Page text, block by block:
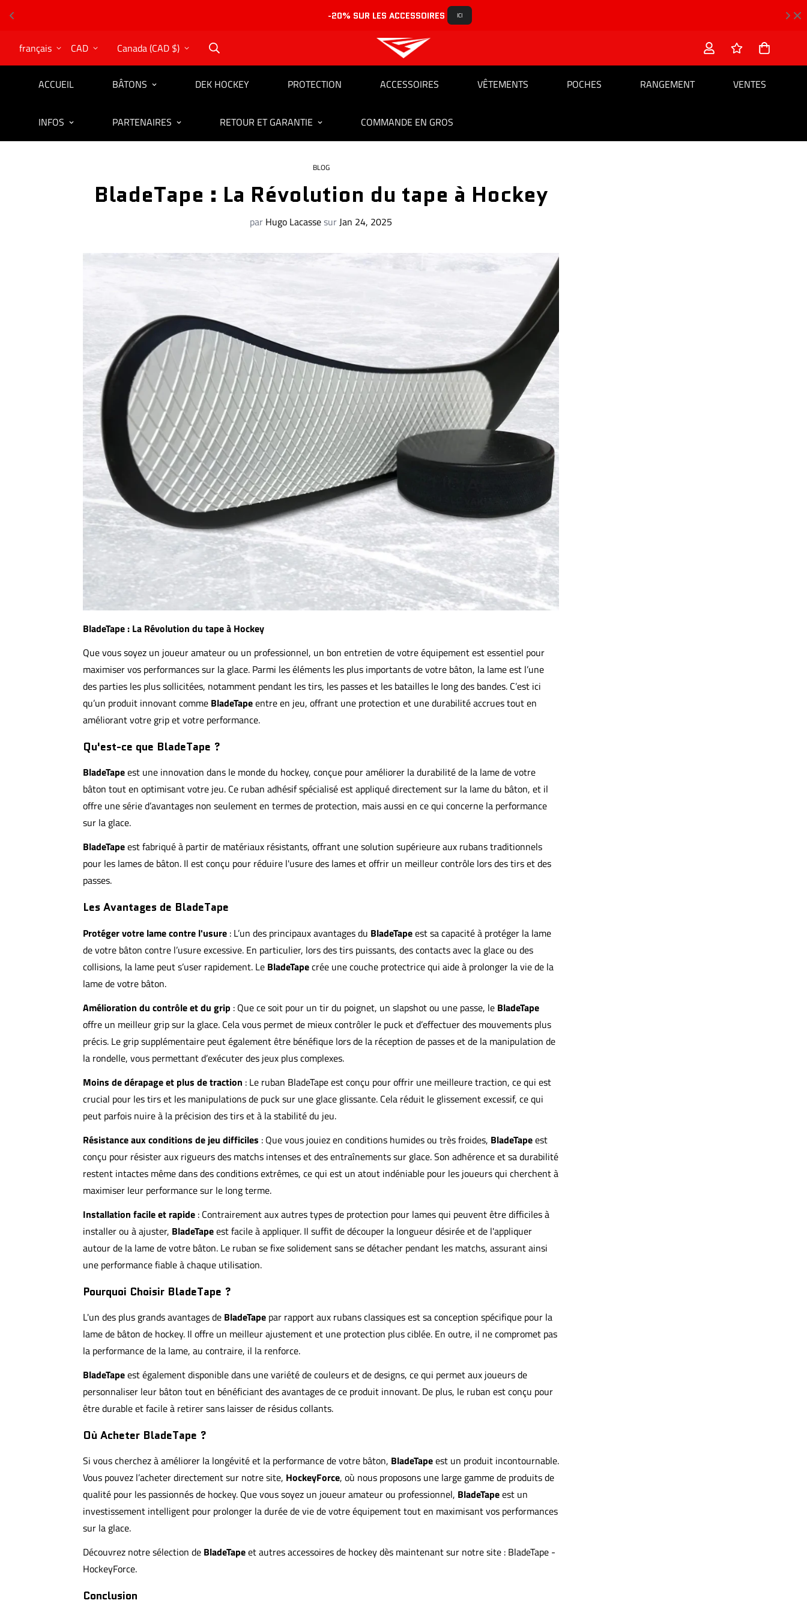
-20% SUR LES ACCESSOIRES ICI
français CAD Canada (CAD $)
ACCUEIL BÂTONS DEK HOCKEY PROTECTION ACCESSOIRES VÊTEMENTS POCHES RANGEMENT VENTES
INFOS PARTENAIRES RETOUR ET GARANTIE COMMANDE EN GROS
BLOG
BladeTape : La Révolution du tape à Hockey
par Hugo LacassesurJan 24, 2025
BladeTape : La Révolution du tape à Hockey
Que vous soyez un joueur amateur ou un professionnel, un bon entretien de votre équipement est essentiel pour
maximiser vos performances sur la glace. Parmi les éléments les plus importants de votre bâton, la lame est l’une
des parties les plus sollicitées, notamment pendant les tirs, les passes et les batailles le long des bandes. C’est ici
qu’un produit innovant comme BladeTapeentre en jeu, offrant une protection et une durabilité accrues tout en
améliorant votre grip et votre performance.
Qu'est-ce que BladeTape ?
BladeTapeest une innovation dans le monde du hockey, conçue pour améliorer la durabilité de la lame de votre
bâton tout en optimisant votre jeu. Ce ruban adhésif spécialisé est appliqué directement sur la lame du bâton, et il
offre une série d’avantages non seulement en termes de protection, mais aussi en ce qui concerne la performance
sur la glace.
BladeTapeest fabriqué à partir de matériaux résistants, offrant une solution supérieure aux rubans traditionnels
pour les lames de bâton. Il est conçu pour réduire l'usure des lames et offrir un meilleur contrôle lors des tirs et des
passes.
Les Avantages de BladeTape
Protéger votre lame contre l'usure : L’un des principaux avantages du BladeTapeest sa capacité à protéger la lame
de votre bâton contre l’usure excessive. En particulier, lors des tirs puissants, des contacts avec la glace ou des
collisions, la lame peut s’user rapidement. Le BladeTapecrée une couche protectrice qui aide à prolonger la vie de la
lame de votre bâton.
Amélioration du contrôle et du grip : Que ce soit pour un tir du poignet, un slapshot ou une passe, le BladeTape
offre un meilleur grip sur la glace. Cela vous permet de mieux contrôler le puck et d’effectuer des mouvements plus
précis. Le grip supplémentaire peut également être bénéfique lors de la réception de passes et de la manipulation de
la rondelle, vous permettant d’exécuter des jeux plus complexes.
Moins de dérapage et plus de traction : Le ruban BladeTape est conçu pour offrir une meilleure traction, ce qui est
crucial pour les tirs et les manipulations de puck sur une glace glissante. Cela réduit le glissement excessif, ce qui
peut parfois nuire à la précision des tirs et à la stabilité du jeu.
Résistance aux conditions de jeu difficiles : Que vous jouiez en conditions humides ou très froides, BladeTapeest
conçu pour résister aux rigueurs des matchs intenses et des entraînements sur glace. Son adhérence et sa durabilité
restent intactes même dans des conditions extrêmes, ce qui est un atout indéniable pour les joueurs qui cherchent à
maximiser leur performance sur le long terme.
Installation facile et rapide : Contrairement aux autres types de protection pour lames qui peuvent être difficiles à
installer ou à ajuster, BladeTapeest facile à appliquer. Il suffit de découper la longueur désirée et de l'appliquer
autour de la lame de votre bâton. Le ruban se fixe solidement sans se détacher pendant les matchs, assurant ainsi
une performance fiable à chaque utilisation.
Pourquoi Choisir BladeTape ?
L'un des plus grands avantages de BladeTape par rapport aux rubans classiques est sa conception spécifique pour la
lame de bâton de hockey. Il offre un meilleur ajustement et une protection plus ciblée. En outre, il ne compromet pas
la performance de la lame, au contraire, il la renforce.
BladeTapeest également disponible dans une variété de couleurs et de designs, ce qui permet aux joueurs de
personnaliser leur bâton tout en bénéficiant des avantages de ce produit innovant. De plus, le ruban est conçu pour
être durable et facile à retirer sans laisser de résidus collants.
Où Acheter BladeTape ?
Si vous cherchez à améliorer la longévité et la performance de votre bâton, BladeTapeest un produit incontournable.
Vous pouvez l’acheter directement sur notre site, HockeyForce, où nous proposons une large gamme de produits de
qualité pour les passionnés de hockey. Que vous soyez un joueur amateur ou professionnel, BladeTapeest un
investissement intelligent pour prolonger la durée de vie de votre équipement tout en maximisant vos performances
sur la glace.
Découvrez notre sélection de BladeTapeet autres accessoires de hockey dès maintenant sur notre site : BladeTape -
HockeyForce.
Conclusion